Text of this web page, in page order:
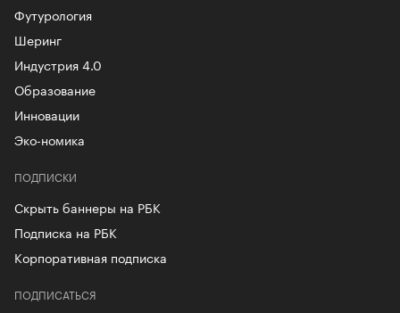
Футурология
Шеринг
Индустрия 4.0
Образование
Инновации
Эко-номика
ПОДПИСКИ
Скрыть баннеры на РБК
Подписка на РБК
Корпоративная подписка
ПОДПИСАТЬСЯ